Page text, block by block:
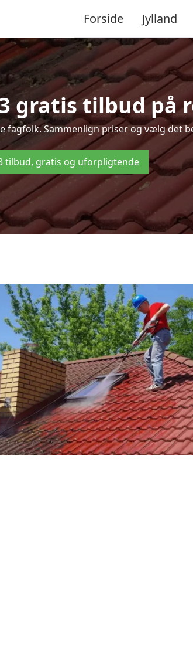
Forside Jylland
gratis tilbud på
fagfolk. Sammenlign priser og vælg det
tilbud, gratis og uforpligtende